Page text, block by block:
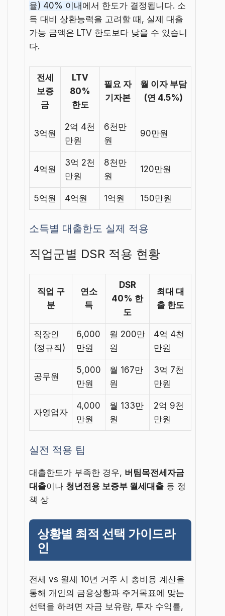
율) 40% 이내 에서 한도가 결정됩니다. 소
득 대비 상환능력을 고려할 때, 실제 대출
가능 금액은 LTV 한도보다 낮을 수 있습니
다.
전세
보증
금
LTV
80%
한도
필요 자
기자본
월 이자 부담
(연 4.5%)
3억원
2억 4천
만원
6천만
원
90만원
4억원
3억 2천
만원
8천만
원
120만원
5억원 4억원 1억원 150만원
소득별 대출한도 실제 적용
직업군별 DSR 적용 현황
직업 구
분
연소
득
DSR
40% 한
도
최대 대
출 한도
직장인
(정규직)
6,000
만원
월 200만
원
4억 4천
만원
공무원
5,000
만원
월 167만
원
3억 7천
만원
자영업자
4,000
만원
월 133만
원
2억 9천
만원
실전 적용 팁
대출한도가 부족한 경우, 버팀목전세자금
대출이나 청년전용 보증부 월세대출 등 정
책 상
상황별 최적 선택 가이드라
인
전세 vs 월세 10년 거주 시 총비용 계산을
통해 개인의 금융상황과 주거목표에 맞는
선택을 하려면 자금 보유량, 투자 수익률,